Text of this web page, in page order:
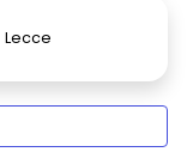
Lecce